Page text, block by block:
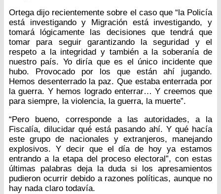
Ortega dijo recientemente sobre el caso que “la Policía
está investigando y Migración está investigando, y
tomará lógicamente las decisiones que tendrá que
tomar para seguir garantizando la seguridad y el
respeto a la integridad y también a la soberanía de
nuestro país. Yo diría que es el único incidente que
hubo. Provocado por los que están ahí jugando.
Hemos desenterrado la paz. Que estaba enterrada por
la guerra. Y hemos logrado enterrar… Y creemos que
para siempre, la violencia, la guerra, la muerte”.
“Pero bueno, corresponde a las autoridades, a la
Fiscalía, dilucidar qué está pasando ahí. Y qué hacía
este grupo de nacionales y extranjeros, manejando
explosivos. Y decir que el día de hoy ya estamos
entrando a la etapa del proceso electoral”, con estas
últimas palabras deja la duda si los apresamientos
pudieron ocurrir debido a razones políticas, aunque no
hay nada claro todavía.